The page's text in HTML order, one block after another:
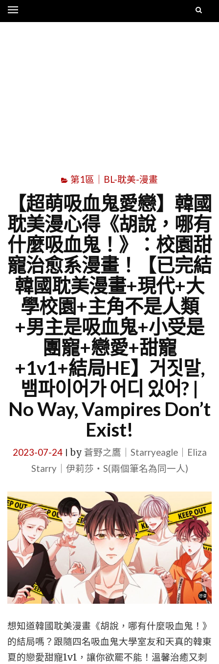
第1區｜BL-耽美-漫畫
【超萌吸血鬼愛戀】韓國
耽美漫心得《胡說，哪有
什麼吸血鬼！》：校園甜
寵治愈系漫畫！【已完結
韓國耽美漫畫+現代+大
學校園+主角不是人類
+男主是吸血鬼+小受是
團寵+戀愛+甜寵
+1v1+結局HE】거짓말,
뱀파이어가 어디 있어? |
No Way, Vampires Don’t
Exist!
2023-07-24| by 蒼野之鷹｜Starryeagle｜Eliza
Starry｜伊莉莎・S(兩個筆名為同一人)
想知道韓國耽美漫畫《胡說，哪有什麼吸血鬼！》
的結局嗎？跟隨四名吸血鬼大學室友和天真的韓東
夏的戀愛甜寵1v1，讓你欲罷不能！溫馨治癒又刺